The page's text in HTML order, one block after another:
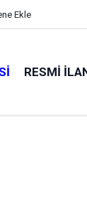
Ekle
RESMI